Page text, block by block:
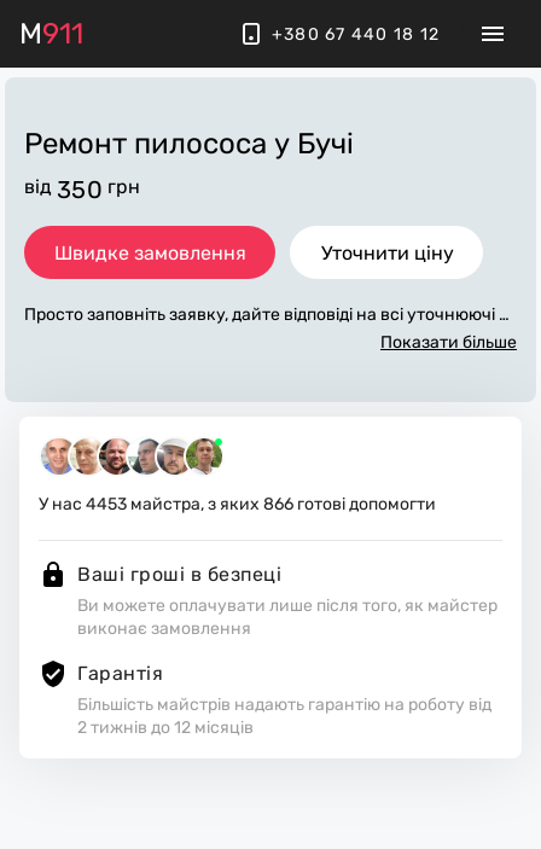
M911 +380 67 440 18 12
Ремонт пилососа у Бучі
від 350 грн
Швидке замовлення Уточнити ціну
Просто заповніть заявку, дайте відповіді на всі уточнюючі за
питання по «ремонт пилососа». Ми зв'яжемося з вами прот
ці стежать за чистотою та прибирають робоче місце.
Показати більше
У нас 4453 майстра, з яких 866 готові допомогти
Ваші гроші в безпеці
Ви можете оплачувати лише після того, як майстер
виконає замовлення
Гарантія
Більшість майстрів надають гарантію на роботу від
2 тижнів до 12 місяців